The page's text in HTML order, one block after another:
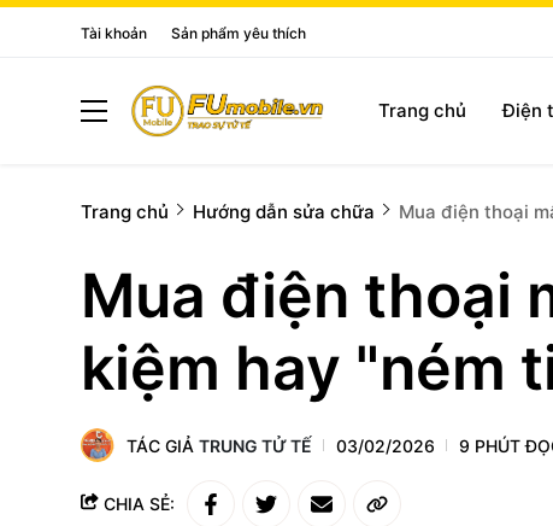
Tài khoản Sản phẩm yêu thích
Trang chủ Điện
Trang chủ Hướng dẫn sửa chữa Mua điện thoại
Mua điện thoại
kiệm hay "ném
TÁC GIẢ TRUNG TỬ TẾ 03/02/2026 9 PHÚT
CHIA SẺ: